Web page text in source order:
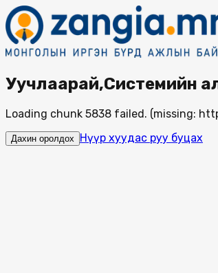
Уучлаарай,Системийн
Loading chunk 5838 failed. (missing:
Дахин оролдох Нүүр хуудас руу буцах